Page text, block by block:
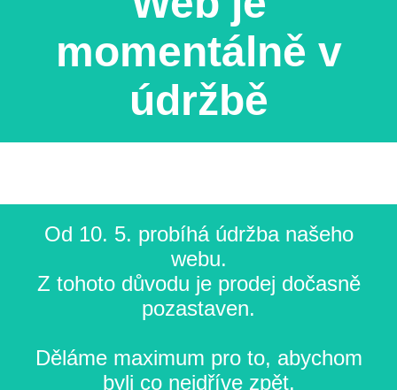
momentálně v
údržbě
Od 10. 5. probíhá údržba našeho
webu.
Z tohoto důvodu je prodej dočasně
pozastaven.
Děláme maximum pro to, abychom
byli co nejdříve zpět.